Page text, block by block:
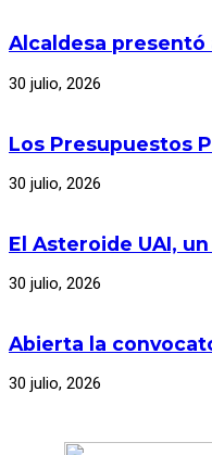
Alcaldesa presentó
30 julio, 2026
Los Presupuestos
30 julio, 2026
El Asteroide UAI,
30 julio, 2026
Abierta la
30 julio, 2026